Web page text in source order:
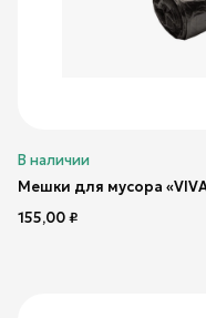
В наличии
Мешки для мусора
155,00₽